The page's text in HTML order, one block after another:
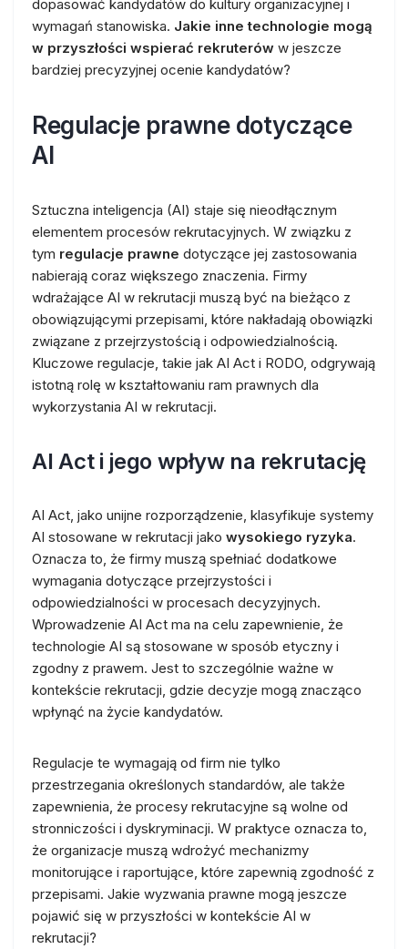
dopasować kandydatów do kultury organizacyjnej i
wymagań stanowiska. Jakie inne technologie mogą
w przyszłości wspierać rekruterów w jeszcze
bardziej precyzyjnej ocenie kandydatów?
Regulacje prawne dotyczące
AI
Sztuczna inteligencja (AI) staje się nieodłącznym
elementem procesów rekrutacyjnych. W związku z
tym regulacje prawne dotyczące jej zastosowania
nabierają coraz większego znaczenia. Firmy
wdrażające AI w rekrutacji muszą być na bieżąco z
obowiązującymi przepisami, które nakładają obowiązki
związane z przejrzystością i odpowiedzialnością.
Kluczowe regulacje, takie jak AI Act i RODO, odgrywają
istotną rolę w kształtowaniu ram prawnych dla
wykorzystania AI w rekrutacji.
AI Act i jego wpływ na rekrutację
AI Act, jako unijne rozporządzenie, klasyfikuje systemy
AI stosowane w rekrutacji jako wysokiego ryzyka.
Oznacza to, że firmy muszą spełniać dodatkowe
wymagania dotyczące przejrzystości i
odpowiedzialności w procesach decyzyjnych.
Wprowadzenie AI Act ma na celu zapewnienie, że
technologie AI są stosowane w sposób etyczny i
zgodny z prawem. Jest to szczególnie ważne w
kontekście rekrutacji, gdzie decyzje mogą znacząco
wpłynąć na życie kandydatów.
Regulacje te wymagają od firm nie tylko
przestrzegania określonych standardów, ale także
zapewnienia, że procesy rekrutacyjne są wolne od
stronniczości i dyskryminacji. W praktyce oznacza to,
że organizacje muszą wdrożyć mechanizmy
monitorujące i raportujące, które zapewnią zgodność z
przepisami. Jakie wyzwania prawne mogą jeszcze
pojawić się w przyszłości w kontekście AI w
rekrutacji?